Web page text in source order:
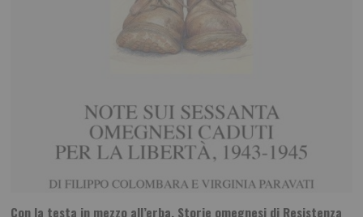
Con la testa in mezzo all’erba. Storie omegnesi di Resistenza